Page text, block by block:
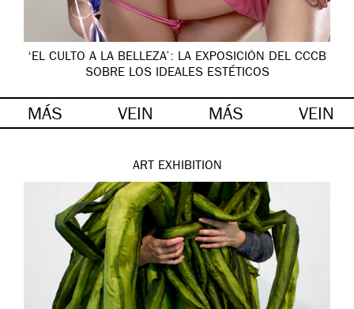
‘EL CULTO A LA BELLEZA’: LA EXPOSICIÓN DEL CCCB
SOBRE LOS IDEALES ESTÉTICOS
MÁS VEIN MÁS VEIN
ART EXHIBITION